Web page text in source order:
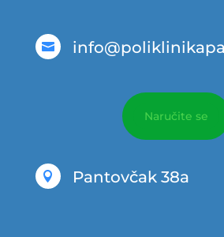

Naručite se
 Pantovčak 38a